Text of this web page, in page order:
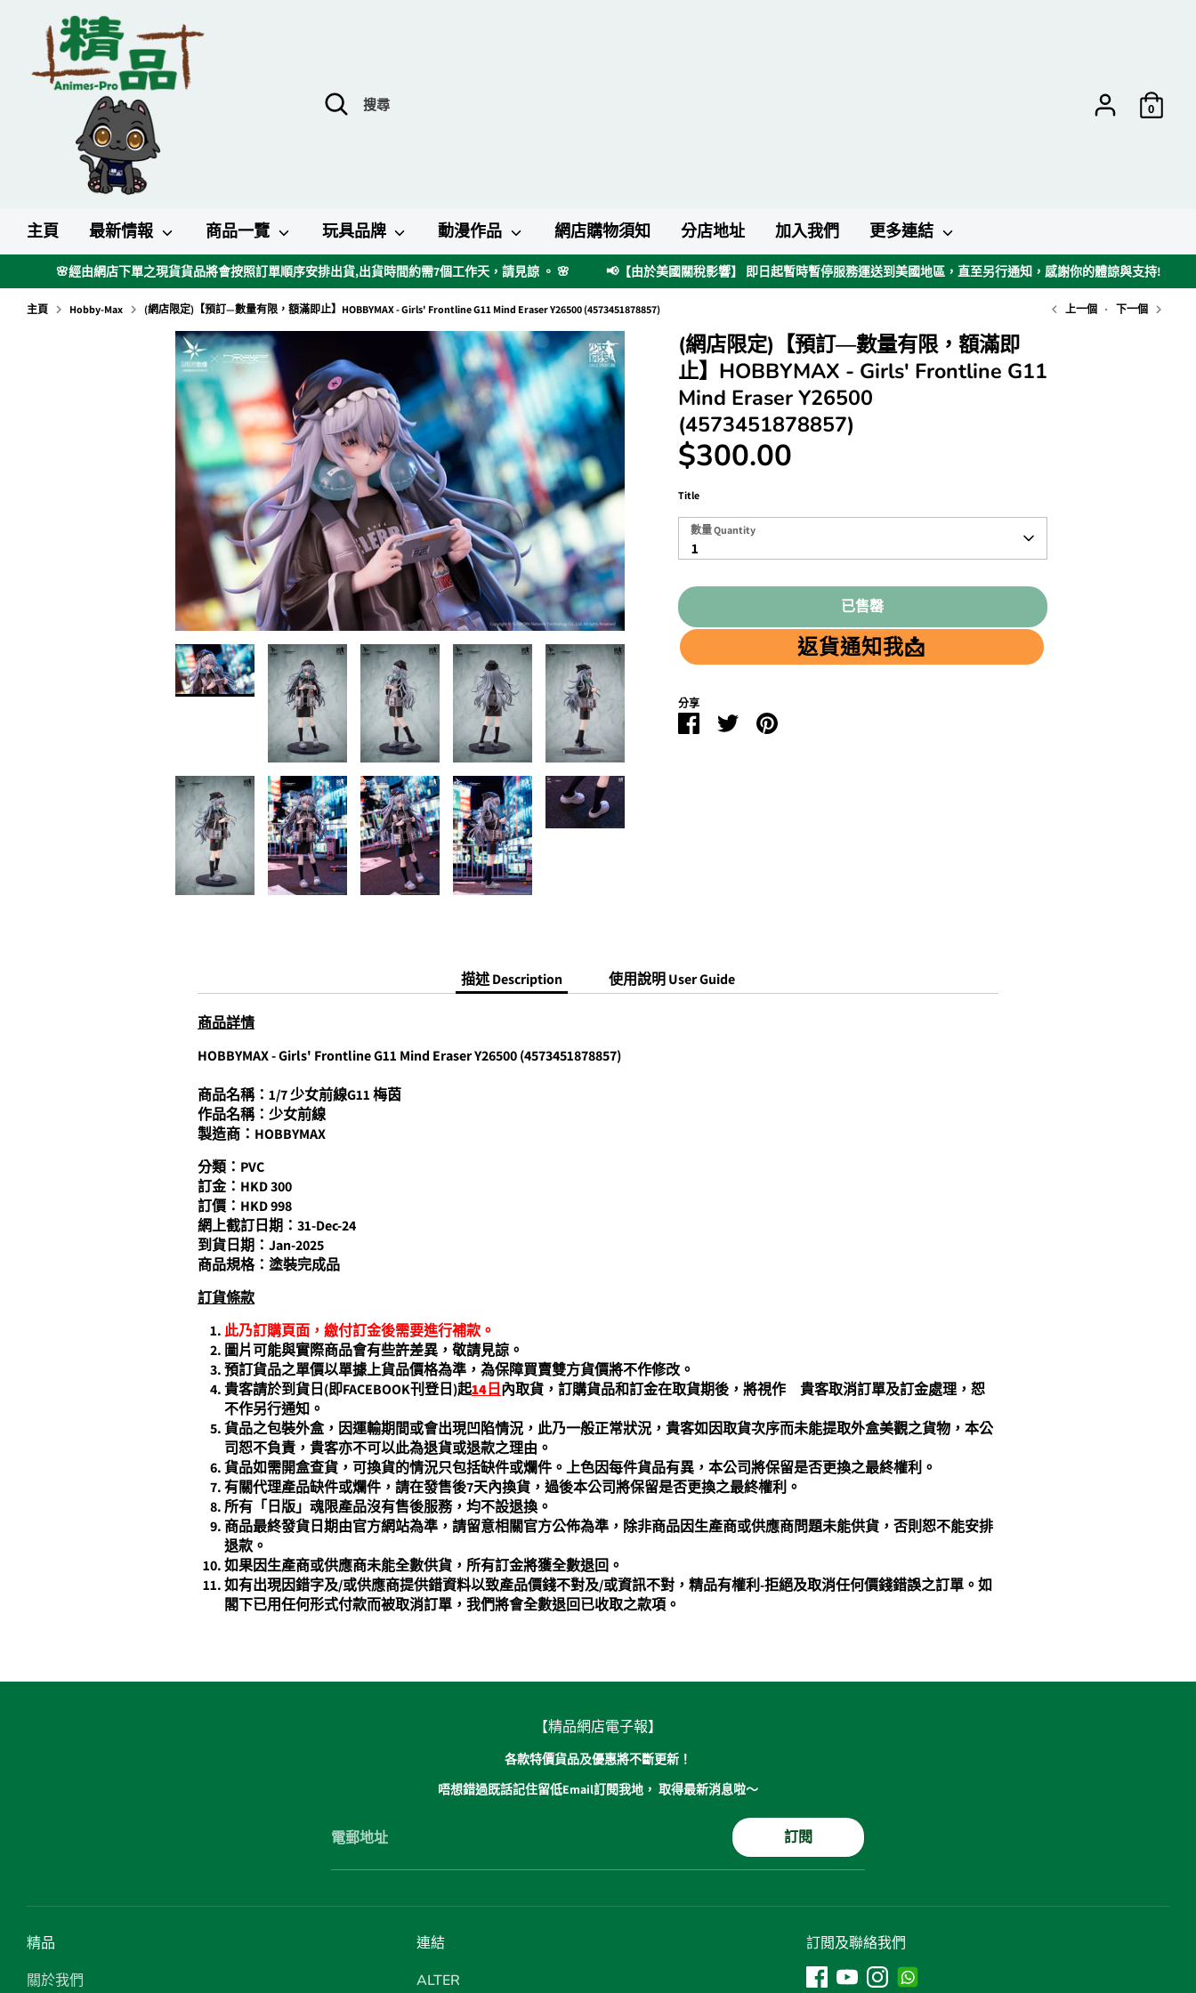
搜
尋
搜
尋
0
主頁 最新情報 商品一覽 玩具品牌 動漫作品 網店購物須知 分店地址 加入我們 更多連結
🌸經由網店下單之現貨貨品將會按照訂單順序安排出貨,出貨時間約需7個工作天，請見諒 。 🌸 📢【由於美國關稅影響】 即日起暫時暫停服務運送到美國地區，直至另行通知，感謝你的體諒與支持!
主頁 Hobby-Max (網店限定)【預訂—數量有限，額滿即止】HOBBYMAX - Girls' Frontline G11 Mind Eraser Y26500 (4573451878857) 上一個 下一個
(網店限定)【預訂—數量有限，額滿即
止】HOBBYMAX - Girls' Frontline G11
Mind Eraser Y26500
(4573451878857)
$300.00
Title
數
Quantity
1
數量 Quantity
已售罄
返貨通知我📩
分享
FacebookTwitterPinterest
描述 Description 使用說明 User Guide
商品詳情
HOBBYMAX - Girls' Frontline G11 Mind Eraser Y26500 (4573451878857)
商品名稱：1/7 少女前線G11 梅茵
作品名稱：少女前線
製造商：HOBBYMAX
分類：PVC
訂金：HKD 300
訂價：HKD 998
網上截訂日期：31-Dec-24
到貨日期：Jan-2025
商品規格：塗裝完成品
訂貨條款
此乃訂購頁面，繳付訂金後需要進行補款。
圖片可能與實際商品會有些許差異，敬請見諒。
預訂貨品之單價以單據上貨品價格為準，為保障買賣雙方貨價將不作修改。
貴客請於到貨日(即FACEBOOK刊登日)起14日 內取貨，訂購貨品和訂金在取貨期後，將視作 貴客取消訂單及訂金處理，恕
不作另行通知。
貨品之包裝外盒，因運輸期間或會出現凹陷情況，此乃一般正常狀況，貴客如因取貨次序而未能提取外盒美觀之貨物，本公
司恕不負責，貴客亦不可以此為退貨或退款之理由。
貨品如需開盒查貨，可換貨的情況只包括缺件或爛件。上色因每件貨品有異，本公司將保留是否更換之最終權利。
有關代理產品缺件或爛件，請在發售後7天內換貨，過後本公司將保留是否更換之最終權利。
所有「日版」魂限產品沒有售後服務，均不設退換。
商品最終發貨日期由官方網站為準，請留意相關官方公佈為準，除非商品因生產商或供應商問題未能供貨，否則恕不能安排
退款。
如果因生產商或供應商未能全數供貨，所有訂金將獲全數退回。
如有出現因錯字及/或供應商提供錯資料以致產品價錢不對及/或資訊不對，精品有權利-拒絕及取消任何價錢錯誤之訂單。如
閣下已用任何形式付款而被取消訂單，我們將會全數退回已收取之款項。
【精品網店電子報】
各款特價貨品及優惠將不斷更新！
唔想錯過既話記住留低Email訂閱我地， 取得最新消息啦～
電郵地址 訂閱
精品
關於我們
連結
ALTER
訂閲及聯絡我們